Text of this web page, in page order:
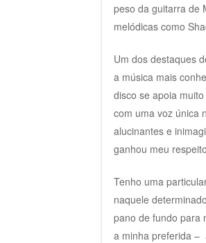
peso da guitarra de
melódicas como
Um dos destaques
a música mais
disco se apoia
com uma voz única
alucinantes e
ganhou meu
Tenho uma
naquele
pano de fundo para
a minha preferida –